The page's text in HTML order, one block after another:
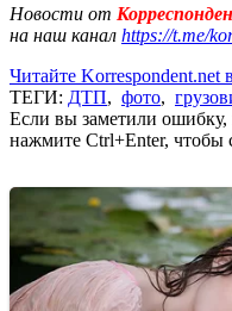
Новости от
на наш канал https://t.me/
Читайте Korrespondent.net
ТЕГИ: ДТП, фото,
Если вы заметили ошибку,
нажмите Ctrl+Enter, чтобы